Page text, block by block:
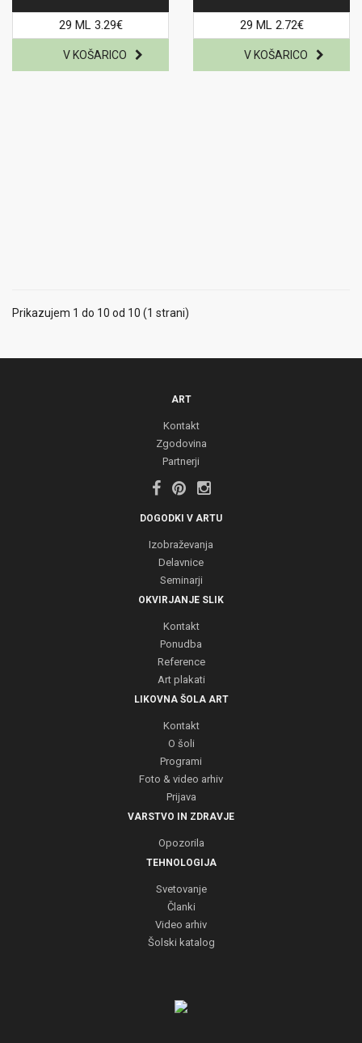
29 ML 3.29€ 29 ML 2.72€
Prikazujem 1 do 10 od 10 (1 strani)
ART
Kontakt
Zgodovina
Partnerji
DOGODKI V ARTU
Izobraževanja
Delavnice
Seminarji
OKVIRJANJE SLIK
Kontakt
Ponudba
Reference
Art plakati
LIKOVNA ŠOLA ART
Kontakt
O šoli
Programi
Foto & video arhiv
Prijava
VARSTVO IN ZDRAVJE
Opozorila
TEHNOLOGIJA
Svetovanje
Članki
Video arhiv
Šolski katalog